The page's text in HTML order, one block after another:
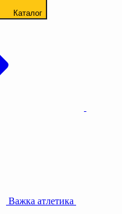
Каталог
Важка атлетика